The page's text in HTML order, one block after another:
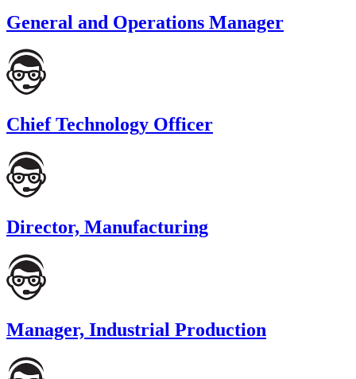
General and Operations Manager
Chief Technology Officer
Director, Manufacturing
Manager, Industrial Production